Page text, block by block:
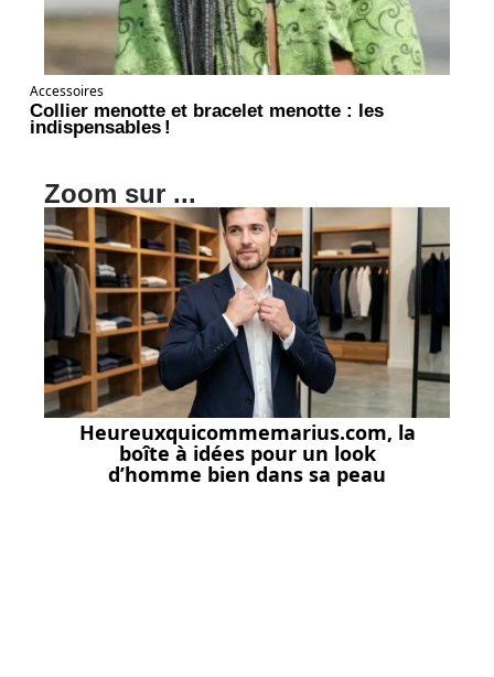
Accessoires
Collier menotte et bracelet menotte : les
indispensables !
Zoom sur ...
Heureuxquicommemarius.com, la
boîte à idées pour un look
d’homme bien dans sa peau